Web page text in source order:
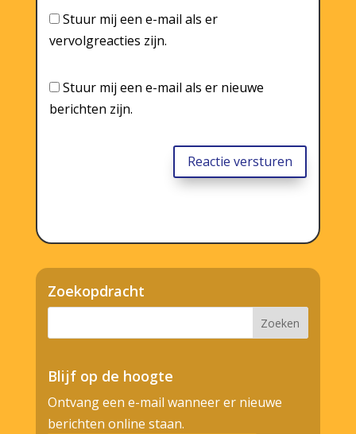
Stuur mij een e-mail als er
vervolgreacties zijn.
Stuur mij een e-mail als er nieuwe
berichten zijn.
Reactie versturen
Zoekopdracht
Blijf op de hoogte
Ontvang een e-mail wanneer er nieuwe
berichten online staan.